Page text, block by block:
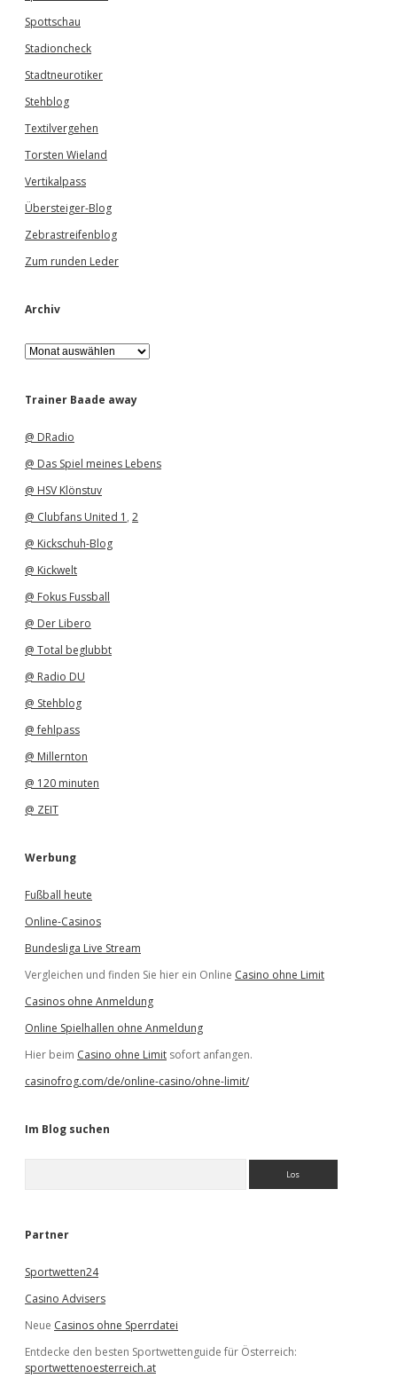
Spottschau
Stadioncheck
Stadtneurotiker
Stehblog
Textilvergehen
Torsten Wieland
Vertikalpass
Übersteiger-Blog
Zebrastreifenblog
Zum runden Leder
Archiv
A
r
h
Trainer Baade away
@ DRadio
@ Das Spiel meines Lebens
@ HSV Klönstuv
@ Clubfans United 1 , 2
@ Kickschuh-Blog
@ Kickwelt
@ Fokus Fussball
@ Der Libero
@ Total beglubbt
@ Radio DU
@ Stehblog
@ fehlpass
@ Millernton
@ 120 minuten
@ ZEIT
Werbung
Fußball heute
Online-Casinos
Bundesliga Live Stream
Vergleichen und finden Sie hier ein Online Casino ohne Limit
Casinos ohne Anmeldung
Online Spielhallen ohne Anmeldung
Hier beim Casino ohne Limit sofort anfangen.
casinofrog.com/de/online-casino/ohne-limit/
Im Blog suchen
e
Partner
Sportwetten24
Casino Advisers
Neue Casinos ohne Sperrdatei
Entdecke den besten Sportwettenguide für Österreich:
sportwettenoesterreich.at